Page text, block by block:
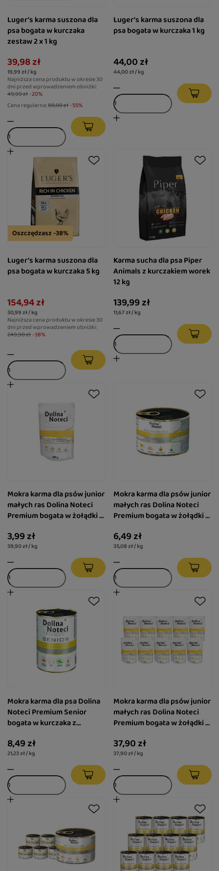
Luger’s karma suszona dla
psa bogata w kurczaka
zestaw 2 x 1 kg
39,98 zł
19,99 zł / kg
Najniższa cena produktu w okresie 30
dni przed wprowadzeniem obniżki:
49,99 zł -20%
Cena regularna:88,00 zł -55%
Luger’s karma suszona dla
psa bogata w kurczaka 1 kg
44,00 zł
44,00 zł / kg
Oszczędzasz -38%
Luger’s karma suszona dla
psa bogata w kurczaka 5 kg
154,94 zł
30,99 zł / kg
Najniższa cena produktu w okresie 30
dni przed wprowadzeniem obniżki:
249,90 zł -38%
Karma sucha dla psa Piper
Animals z kurczakiem worek
12 kg
139,99 zł
11,67 zł / kg
Mokra karma dla psów junior
małych ras Dolina Noteci
Premium bogata w żołądki z
saszetka 100 g
3,99 zł
39,90 zł / kg
Mokra karma dla psów junior
małych ras Dolina Noteci
Premium bogata w żołądki z
puszka 185 g
6,49 zł
35,08 zł / kg
Mokra karma dla psa Dolina
Noteci Premium Senior
bogata w kurczaka z
400 g
8,49 zł
21,23 zł / kg
Mokra karma dla psów junior
małych ras Dolina Noteci
Premium bogata w żołądki z
zestaw 10 x 100 g
37,90 zł
37,90 zł / kg